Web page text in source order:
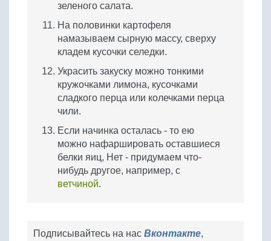
зеленого салата.
На половинки картофеля
намазываем сырную массу, сверху
кладем кусочки селедки.
Украсить закуску можно тонкими
кружочками лимона, кусочками
сладкого перца или колечками перца
чили.
Если начинка осталась - то ею
можно нафаршировать оставшиеся
белки яиц, Нет - придумаем что-
нибудь другое, например, с
ветчиной.
Подписывайтесь на нас Вконтакте,